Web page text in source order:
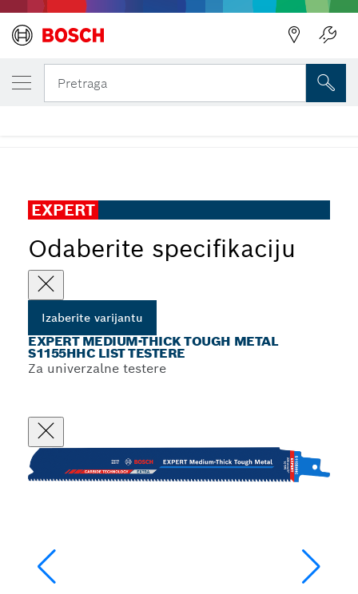
Pretraga
EXPERT
Odaberite specifikaciju
Izaberite varijantu
EXPERT MEDIUM-THICK TOUGH METAL
S1155HHC LIST TESTERE
Za univerzalne testere
IZABRANA VARIJANTA
EXPERT Medium-Thick Tough Metal
testere